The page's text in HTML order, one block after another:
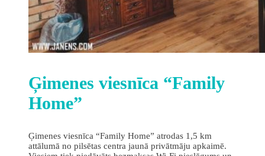
Ģimenes viesnīca “Family
Home”
Ģimenes viesnīca “Family Home” atrodas 1,5 km
attālumā no pilsētas centra jaunā privātmāju apkaimē.